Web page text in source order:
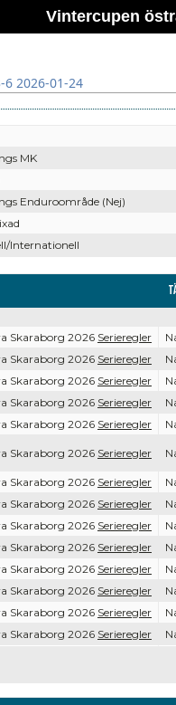
Vintercupen
2026-01-24
MK
Enduroområde (Nej)
Internationell
Skaraborg 2026 Serieregler
Skaraborg 2026 Serieregler
Skaraborg 2026 Serieregler
Skaraborg 2026 Serieregler
Skaraborg 2026 Serieregler
Skaraborg 2026 Serieregler
Skaraborg 2026 Serieregler
Skaraborg 2026 Serieregler
Skaraborg 2026 Serieregler
Skaraborg 2026 Serieregler
Skaraborg 2026 Serieregler
Skaraborg 2026 Serieregler
Skaraborg 2026 Serieregler
Skaraborg 2026 Serieregler